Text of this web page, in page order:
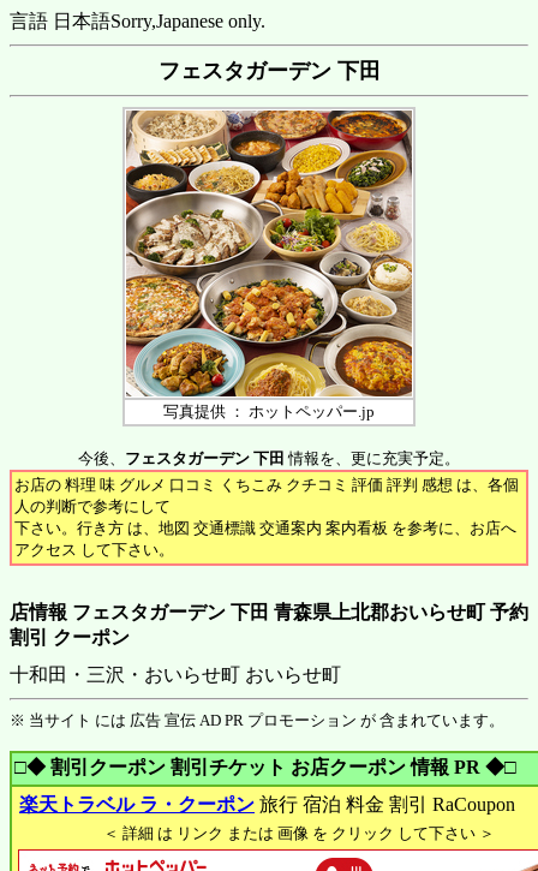
言語 日本語Sorry,Japanese only.
フェスタガーデン 下田
写真提供 ： ホットペッパー.jp
今後、 フェスタガーデン 下田 情報を、更に充実予定。
お店の 料理 味 グルメ 口コミ くちこみ クチコミ 評価 評判 感想 は、各個
人の判断で参考にして
下さい。行き方 は、地図 交通標識 交通案内 案内看板 を参考に、お店へ
アクセス して下さい。
店情報 フェスタガーデン 下田 青森県上北郡おいらせ町 予約
割引 クーポン
十和田・三沢・おいらせ町 おいらせ町
※ 当サイト には 広告 宣伝 AD PR プロモーション が 含まれています。
□◆ 割引クーポン 割引チケット お店クーポン 情報 PR ◆□
楽天トラベル ラ・クーポン 旅行 宿泊 料金 割引 RaCoupon
＜ 詳細 は リンク または 画像 を クリック して下さい ＞